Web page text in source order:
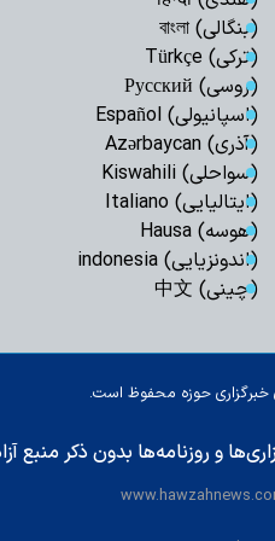
(بنگالی) বাংলা
(ترکی) Türkçe
(روسی) Русский
(اسپانیولی) Español
(آذری) Azərbaycan
(سواحلی) Kiswahili
(ایتالیایی) Italiano
(هوسه) Hausa
(اندونزیایی) indonesia
(چینی) 中文
حوزه محفوظ است.
و روزنامه‌ها بدون ذکر منبع